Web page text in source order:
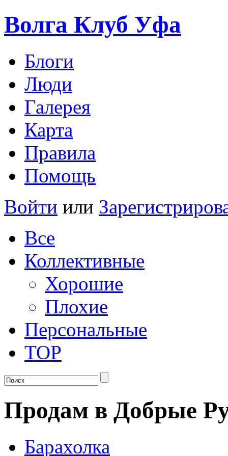
Волга Клуб Уфа
Блоги
Люди
Галерея
Карта
Правила
Помощь
Войти или
Все
Коллективные
Хорошие
Плохие
Персональные
TOP
Продам в Добрые
Барахолка